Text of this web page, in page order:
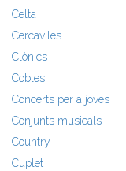
Celta
Cercaviles
Clònics
Cobles
Concerts per a joves
Conjunts musicals
Country
Cuplet